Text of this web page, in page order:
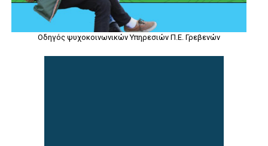
Οδηγός ψυχοκοινωνικών Υπηρεσιών Π.Ε. Γρεβενών